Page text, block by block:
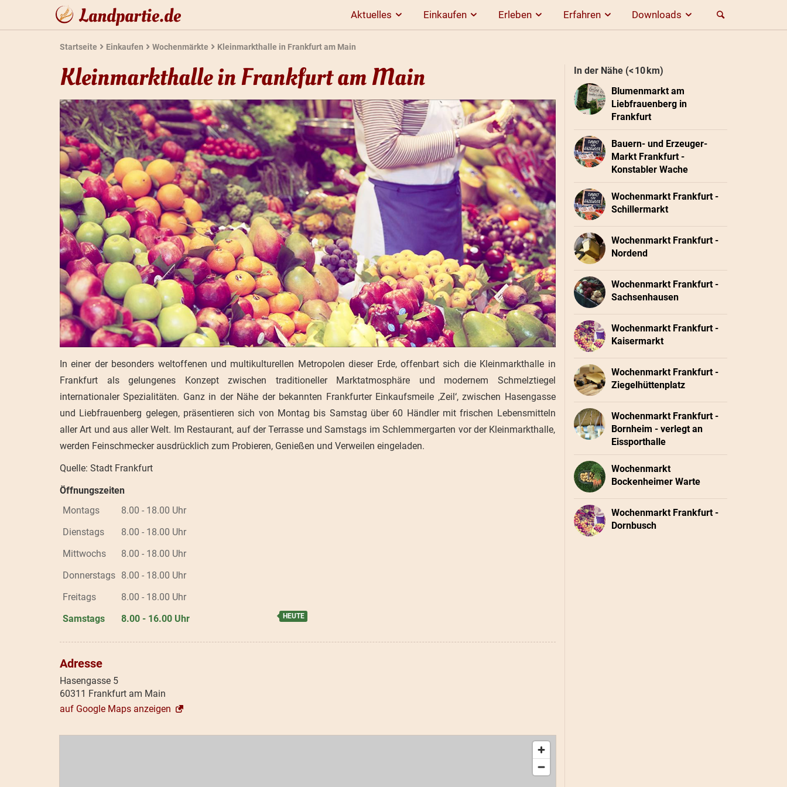
Landpartie.de Aktuelles Einkaufen Erleben Erfahren Downloads
Startseite Einkaufen Wochenmärkte Kleinmarkthalle in Frankfurt am Main
Kleinmarkthalle in Frankfurt am Main
In einer der besonders weltoffenen und multikulturellen Metropolen dieser Erde, offenbart sich die Kleinmarkthalle in
Frankfurt als gelungenes Konzept zwischen traditioneller Marktatmosphäre und modernem Schmelztiegel
internationaler Spezialitäten. Ganz in der Nähe der bekannten Frankfurter Einkaufsmeile ‚Zeil‘, zwischen Hasengasse
und Liebfrauenberg gelegen, präsentieren sich von Montag bis Samstag über 60 Händler mit frischen Lebensmitteln
aller Art und aus aller Welt. Im Restaurant, auf der Terrasse und Samstags im Schlemmergarten vor der Kleinmarkthalle,
werden Feinschmecker ausdrücklich zum Probieren, Genießen und Verweilen eingeladen.
Quelle: Stadt Frankfurt
Öffnungszeiten
Montags
8.00 - 18.00 Uhr
Dienstags
8.00 - 18.00 Uhr
Mittwochs
8.00 - 18.00 Uhr
Donnerstags 8.00 - 18.00 Uhr
Freitags
8.00 - 18.00 Uhr
Samstags
8.00 - 16.00 Uhr
Adresse
Hasengasse 5
60311 Frankfurt am Main
auf Google Maps anzeigen
In der Nähe (< 10 km)
Blumenmarkt am
Liebfrauenberg in
Frankfurt
Bauern- und Erzeuger-
Markt Frankfurt -
Konstabler Wache
Wochenmarkt Frankfurt -
Schillermarkt
Wochenmarkt Frankfurt -
Nordend
Wochenmarkt Frankfurt -
Sachsenhausen
Wochenmarkt Frankfurt -
Kaisermarkt
Wochenmarkt Frankfurt -
Ziegelhüttenplatz
Wochenmarkt Frankfurt -
Bornheim - verlegt an
Eissporthalle
Wochenmarkt
Bockenheimer Warte
Wochenmarkt Frankfurt -
Dornbusch